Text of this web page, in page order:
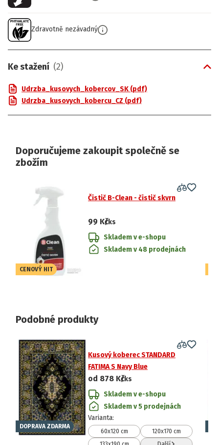
Zdravotně nezávadný
Ke stažení (2)
Udrzba_kusovych_kobercov_SK (pdf)
Udrzba_kusovych_kobercu_CZ (pdf)
Doporučujeme zakoupit společně se
zbožím
CENOVÝ HIT
Čistič B-Clean - čistič skvrn
99 Kč/ks
Skladem v e-shopu
Skladem v 48 prodejnách
Podobné produkty
DOPRAVA ZDARMA
Kusový koberec STANDARD
FATIMA S Navy Blue
od 878 Kč/ks
Skladem v e-shopu
Skladem v 5 prodejnách
Varianta:
60x120 cm
120x170 cm